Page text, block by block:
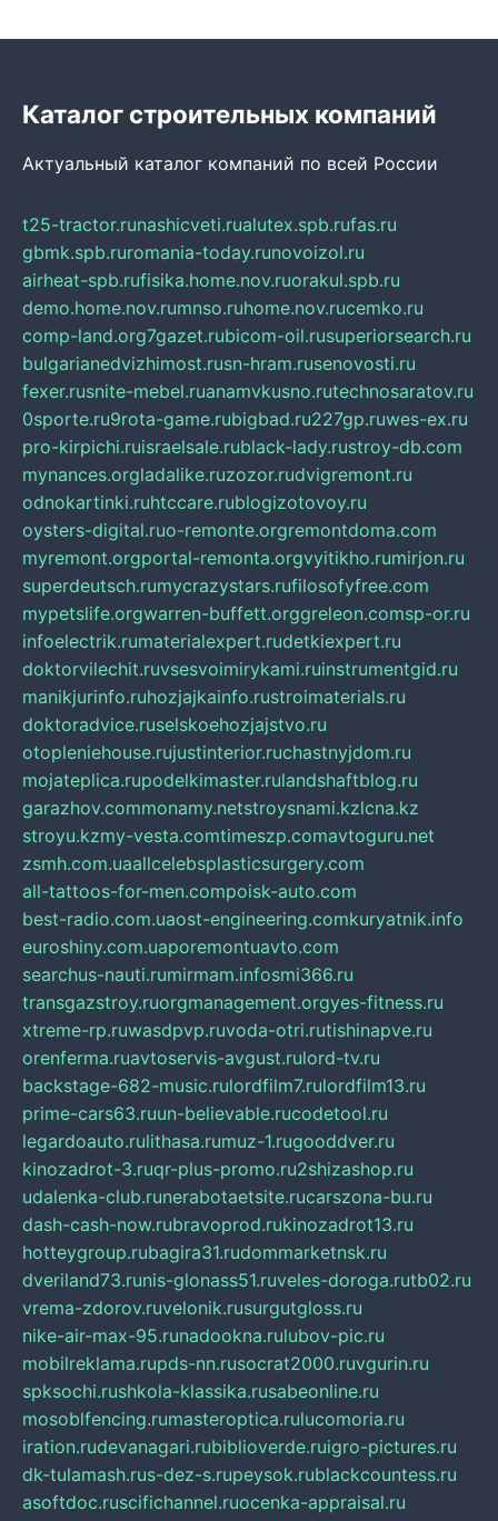
Каталог строительных компаний
Актуальный каталог компаний по всей России
t25-tractor.runashicveti.rualutex.spb.rufas.ru
gbmk.spb.ruromania-today.runovoizol.ru
airheat-spb.rufisika.home.nov.ruorakul.spb.ru
demo.home.nov.rumnso.ruhome.nov.rucemko.ru
comp-land.org7gazet.rubicom-oil.rusuperiorsearch.ru
bulgarianedvizhimost.rusn-hram.rusenovosti.ru
fexer.rusnite-mebel.ruanamvkusno.rutechnosaratov.ru
0sporte.ru9rota-game.rubigbad.ru227gp.ruwes-ex.ru
pro-kirpichi.ruisraelsale.rublack-lady.rustroy-db.com
mynances.orgladalike.ruzozor.rudvigremont.ru
odnokartinki.ruhtccare.rublogizotovoy.ru
oysters-digital.ruo-remonte.orgremontdoma.com
myremont.orgportal-remonta.orgvyitikho.rumirjon.ru
superdeutsch.rumycrazystars.rufilosofyfree.com
mypetslife.orgwarren-buffett.orggreleon.comsp-or.ru
infoelectrik.rumaterialexpert.rudetkiexpert.ru
doktorvilechit.ruvsesvoimirykami.ruinstrumentgid.ru
manikjurinfo.ruhozjajkainfo.rustroimaterials.ru
doktoradvice.ruselskoehozjajstvo.ru
otopleniehouse.rujustinterior.ruchastnyjdom.ru
mojateplica.rupodelkimaster.rulandshaftblog.ru
garazhov.commonamy.netstroysnami.kzlcna.kz
stroyu.kzmy-vesta.comtimeszp.comavtoguru.net
zsmh.com.uaallcelebsplasticsurgery.com
all-tattoos-for-men.compoisk-auto.com
best-radio.com.uaost-engineering.comkuryatnik.info
euroshiny.com.uaporemontuavto.com
searchus-nauti.rumirmam.infosmi366.ru
transgazstroy.ruorgmanagement.orgyes-fitness.ru
xtreme-rp.ruwasdpvp.ruvoda-otri.rutishinapve.ru
orenferma.ruavtoservis-avgust.rulord-tv.ru
backstage-682-music.rulordfilm7.rulordfilm13.ru
prime-cars63.ruun-believable.rucodetool.ru
legardoauto.rulithasa.rumuz-1.rugooddver.ru
kinozadrot-3.ruqr-plus-promo.ru2shizashop.ru
udalenka-club.runerabotaetsite.rucarszona-bu.ru
dash-cash-now.rubravoprod.rukinozadrot13.ru
hotteygroup.rubagira31.rudommarketnsk.ru
dveriland73.runis-glonass51.ruveles-doroga.rutb02.ru
vrema-zdorov.ruvelonik.rusurgutgloss.ru
nike-air-max-95.runadookna.rulubov-pic.ru
mobilreklama.rupds-nn.rusocrat2000.ruvgurin.ru
spksochi.rushkola-klassika.rusabeonline.ru
mosoblfencing.rumasteroptica.rulucomoria.ru
iration.rudevanagari.rubiblioverde.ruigro-pictures.ru
dk-tulamash.rus-dez-s.rupeysok.rublackcountess.ru
asoftdoc.ruscifichannel.ruocenka-appraisal.ru